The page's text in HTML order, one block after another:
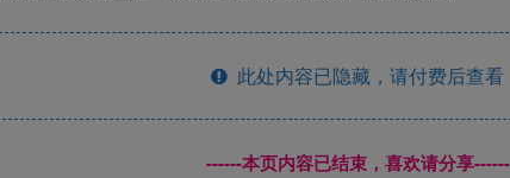
此处内容已隐藏，请付费后查看
------本页内容已结束，喜欢请分享------